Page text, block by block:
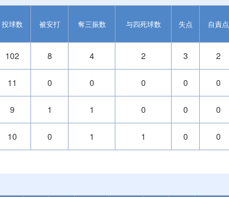
投球数 被安打 奪三振数 与四死球数 失点 自責点
102 8 4 2 3 2
11 0 0 0 0 0
9 1 1 0 0 0
10 0 1 1 0 0